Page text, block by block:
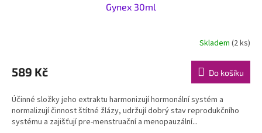
Gynex 30ml
Skladem (2 ks)
589 Kč Do košíku
Účinné složky jeho extraktu harmonizují hormonální systém a
normalizují činnost štítné žlázy, udržují dobrý stav reprodukčního
systému a zajišťují pre-menstruační a menopauzální...